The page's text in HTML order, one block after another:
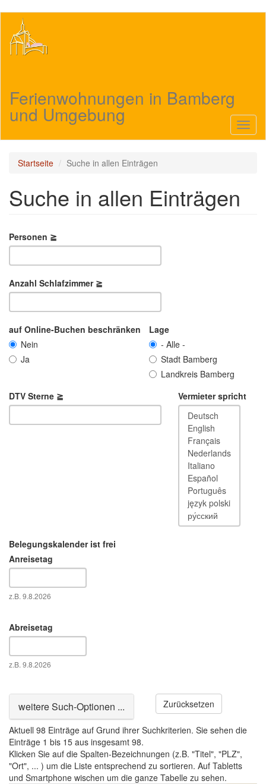
Inhalt
Ferienwohnungen in Bamberg
und Umgebung
Startseite Suche in allen Einträgen
Suche in allen Einträgen
Personen ≧
Anzahl Schlafzimmer ≧
auf Online-Buchen beschränken
Nein
Ja
Lage
- Alle -
Stadt Bamberg
Landkreis Bamberg
DTV Sterne ≧
Vermieter spricht
Belegungskalender ist frei
Anreisetag
Datum
z.B. 9.8.2026
Abreisetag
Datum
z.B. 9.8.2026
Ausblenden
weitere Such-Optionen ... Zurücksetzen
Aktuell 98 Einträge auf Grund ihrer Suchkriterien. Sie sehen die
Einträge 1 bis 15 aus insgesamt 98.
Klicken Sie auf die Spalten-Bezeichnungen (z.B. "Titel", "PLZ",
"Ort", ... ) um die Liste entsprechend zu sortieren. Auf Tabletts
und Smartphone wischen um die ganze Tabelle zu sehen.